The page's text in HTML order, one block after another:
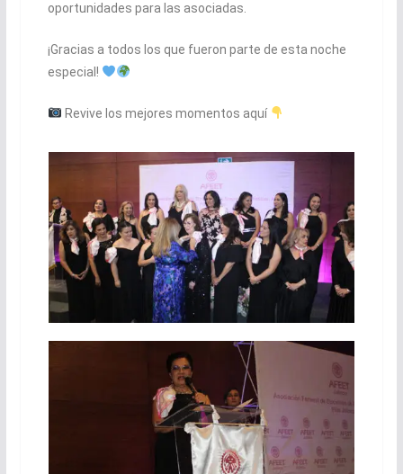
oportunidades para las asociadas.
¡Gracias a todos los que fueron parte de esta noche
especial!
Revive los mejores momentos aquí